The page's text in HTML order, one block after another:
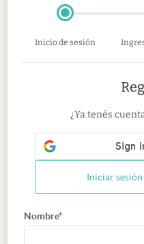
Inicio de sesión
¿Ya tenés
Iniciar
Nombre*